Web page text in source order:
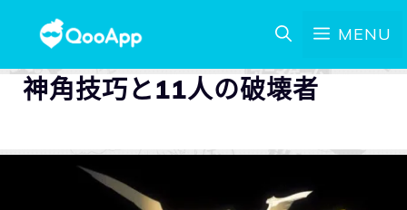
MENU
神角技巧と11人の破壊者